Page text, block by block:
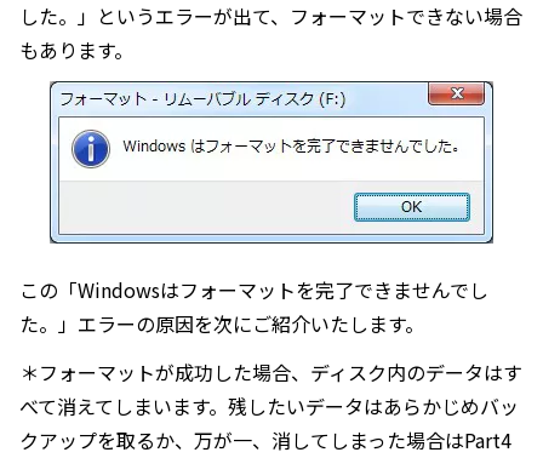
した。」というエラーが出て、フォーマットできない場合
もあります。
この「Windowsはフォーマットを完了できませんでし
た。」エラーの原因を次にご紹介いたします。
＊フォーマットが成功した場合、ディスク内のデータはす
べて消えてしまいます。残したいデータはあらかじめバッ
クアップを取るか、万が一、消してしまった場合はPart4